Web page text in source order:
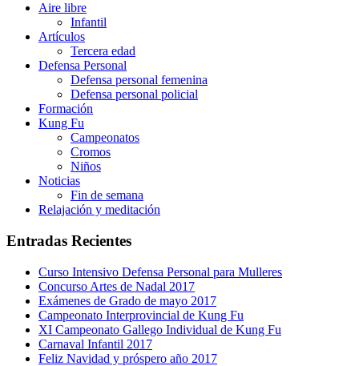
Aire libre
Infantil
Artículos
Tercera edad
Defensa Personal
Defensa personal femenina
Defensa personal policial
Formación
Kung Fu
Campeonatos
Cromos
Niños
Noticias
Fin de semana
Relajación y meditación
Entradas Recientes
Curso Intensivo Defensa Personal para Mulleres
Concurso Artes de Nadal 2017
Exámenes de Grado de mayo 2017
Campeonato Interprovincial de Kung Fu
XI Campeonato Gallego Individual de Kung Fu
Carnaval Infantil 2017
Feliz Navidad y próspero año 2017